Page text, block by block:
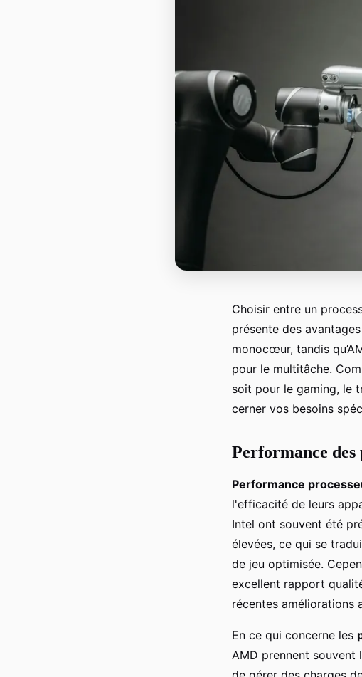
Choisir entre un
présente des
monocœur, tandis
pour le multitâche.
soit pour le gaming, le
cerner vos besoins
Performance
Performance
l'efficacité de leurs
Intel ont souvent été
élevées, ce qui se
de jeu optimisée.
excellent rapport
récentes améliorations
En ce qui concerne les
AMD prennent